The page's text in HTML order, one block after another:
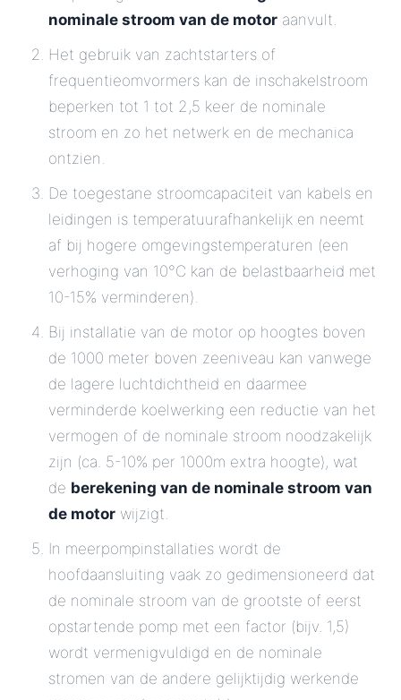
nominale stroom van de motor aanvult.
Het gebruik van zachtstarters of
frequentieomvormers kan de inschakelstroom
beperken tot 1 tot 2,5 keer de nominale
stroom en zo het netwerk en de mechanica
ontzien.
De toegestane stroomcapaciteit van kabels en
leidingen is temperatuurafhankelijk en neemt
af bij hogere omgevingstemperaturen (een
verhoging van 10°C kan de belastbaarheid met
10-15% verminderen).
Bij installatie van de motor op hoogtes boven
de 1000 meter boven zeeniveau kan vanwege
de lagere luchtdichtheid en daarmee
verminderde koelwerking een reductie van het
vermogen of de nominale stroom noodzakelijk
zijn (ca. 5-10% per 1000m extra hoogte), wat
de berekening van de nominale stroom van
de motor wijzigt.
In meerpompinstallaties wordt de
hoofdaansluiting vaak zo gedimensioneerd dat
de nominale stroom van de grootste of eerst
opstartende pomp met een factor (bijv. 1,5)
wordt vermenigvuldigd en de nominale
stromen van de andere gelijktijdig werkende